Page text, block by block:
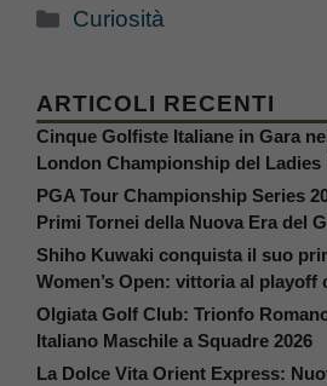
Categorie
Curiosità
ARTICOLI RECENTI
Cinque Golfiste Italiane in Gara
London Championship del Ladies
PGA Tour Championship Series
Primi Tornei della Nuova Era del
Shiho Kuwaki conquista il suo
Women’s Open: vittoria al playoff
Olgiata Golf Club: Trionfo
Italiano Maschile a Squadre 2026
La Dolce Vita Orient Express: